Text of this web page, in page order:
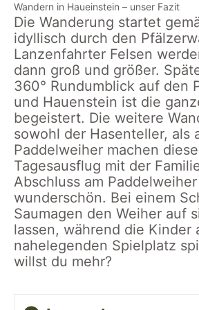
Wandern in Haueinstein – unser Fazit
Die Wanderung startet
idyllisch durch den
Lanzenfahrter Felsen
dann groß und größer.
360° Rundumblick auf den
und Hauenstein ist die
begeistert. Die weitere
sowohl der Hasenteller, als
Paddelweiher machen
Tagesausflug mit der
Abschluss am
wunderschön. Bei einem
Saumagen den Weiher auf
lassen, während die Kinder
nahelegenden Spielplatz
willst du mehr?